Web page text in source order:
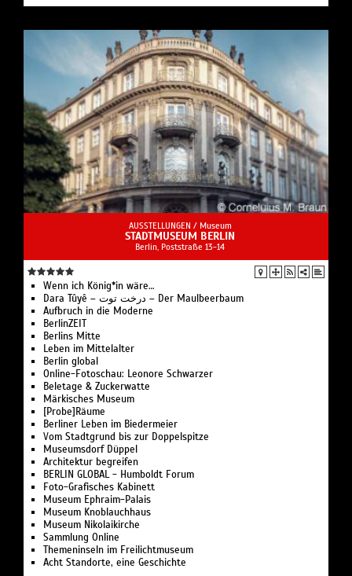
AUSSTELLUNGEN / Museum
STADTMUSEUM BERLIN
Berlin, Poststraße 13-14
Wenn ich König*in wäre…
Dara Tûyê – درخت توت – Der Maulbeerbaum
Aufbruch in die Moderne
BerlinZEIT
Berlins Mitte
Leben im Mittelalter
Berlin global
Online-Fotoschau: Leonore Schwarzer
Beletage & Zuckerwatte
Märkisches Museum
[Probe]Räume
Berliner Leben im Biedermeier
Vom Stadtgrund bis zur Doppelspitze
Museumsdorf Düppel
Architektur begreifen
BERLIN GLOBAL - Humboldt Forum
Foto-Grafisches Kabinett
Museum Ephraim-Palais
Museum Knoblauchhaus
Museum Nikolaikirche
Sammlung Online
Themeninseln im Freilichtmuseum
Acht Standorte, eine Geschichte